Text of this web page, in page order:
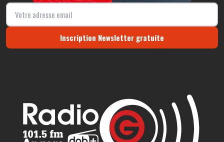
Inscription Newsletter gratuite